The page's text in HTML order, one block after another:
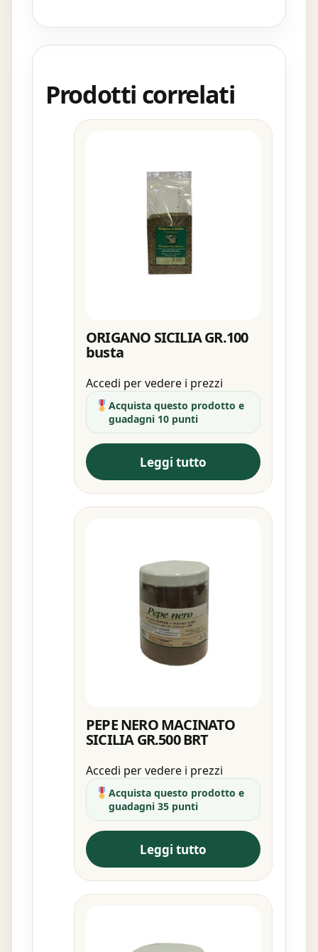
Prodotti correlati
ORIGANO SICILIA GR.100
busta
Accedi per vedere i prezzi
Acquista questo prodotto e
guadagni 10 punti
Leggi tutto
PEPE NERO MACINATO
SICILIA GR.500 BRT
Accedi per vedere i prezzi
Acquista questo prodotto e
guadagni 35 punti
Leggi tutto